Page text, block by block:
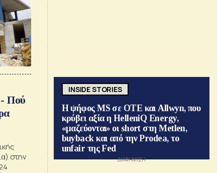
Πού
στην
INSIDE STORIES
Η ψήφος MS σε ΟΤΕ και Allwyn, που
κρύβει αξία η HelleniQ Energy,
«μαζεύονται» οι short στη Metlen,
buyback και από την Prodea, το
unfair της Fed